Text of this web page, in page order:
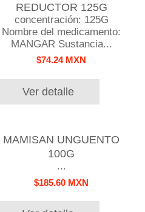
REDUCTOR 125G
concentración: 125G
Nombre del medicamento:
MANGAR Sustancia...
$74.24 MXN
Ver detalle
MAMISAN UNGUENTO
100G
...
$185.60 MXN